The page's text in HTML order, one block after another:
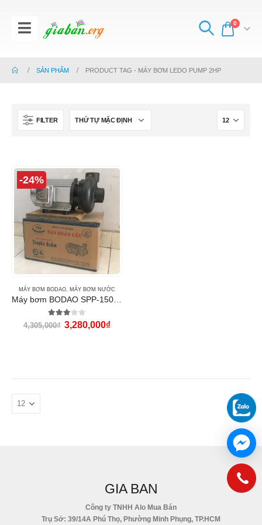
0
SẢN PHẨM PRODUCT TAG - MÁY BƠM LEDO PUMP 2HP
FILTER
-24%
MÁY BƠM BODAO MÁY BƠM NƯỚC
3.00 out of 5
4,305,000₫ 3,280,000₫
GIA BAN
Công ty TNHH Alo Mua Bán
Trụ Sở: 39/14A Phú Thọ, Phường Minh Phụng, TP.HCM